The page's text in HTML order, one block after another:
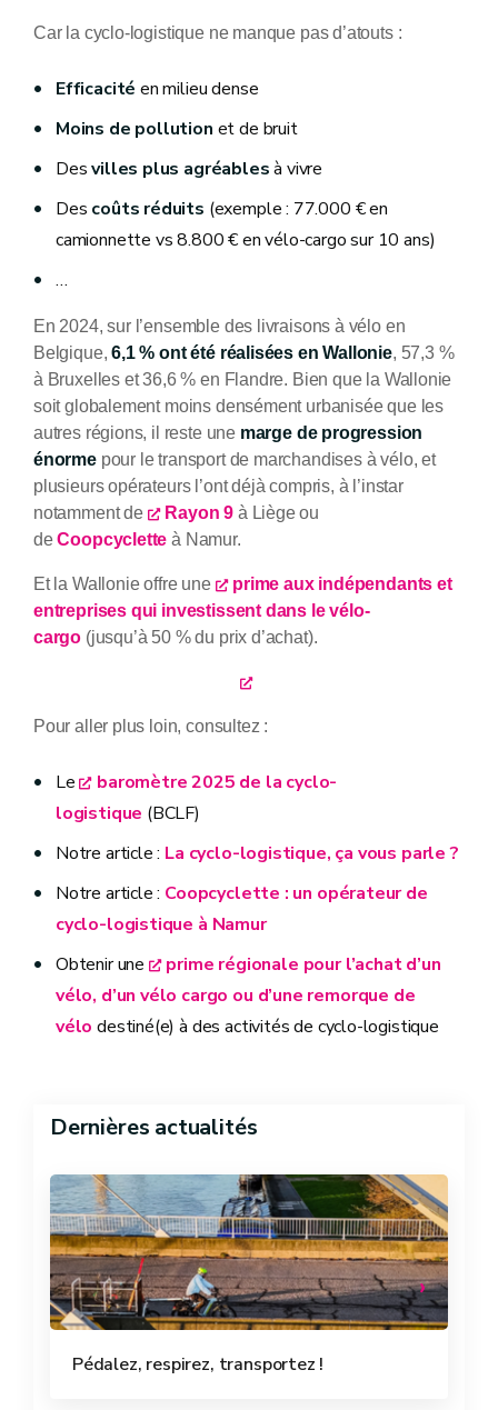
Car la cyclo-logistique ne manque pas d’atouts :
Efficacité en milieu dense
Moins de pollution et de bruit
Desvilles plus agréablesà vivre
Des coûts réduits (exemple : 77.000 € en
camionnette vs 8.800 € en vélo-cargo sur 10 ans)
…
En 2024, sur l’ensemble des livraisons à vélo en
Belgique,6,1 % ont été réalisées en Wallonie, 57,3 %
à Bruxelles et 36,6 % en Flandre. Bien que la Wallonie
soit globalement moins densément urbanisée que les
autres régions, il reste une marge de progression
énormepour le transport de marchandises à vélo, et
plusieurs opérateurs l’ont déjà compris, à l’instar
notamment de
Rayon 9 à Liège ou
deCoopcyclette à Namur.
Et la Wallonie offre une
prime aux indépendants et
entreprises qui investissent dans le vélo-
cargo (jusqu’à 50 % du prix d’achat).
Pour aller plus loin, consultez :
Le
baromètre 2025 de la cyclo-
logistique (BCLF)
Notre article : La cyclo-logistique, ça vous parle ?
Notre article : Coopcyclette : un opérateur de
cyclo-logistique à Namur
Obtenir une
prime régionale pour l’achat d’un
vélo, d’un vélo cargo ou d’une remorque de
vélo destiné(e) à des activités de cyclo-logistique
Dernières actualités
Pédalez, respirez, transportez !